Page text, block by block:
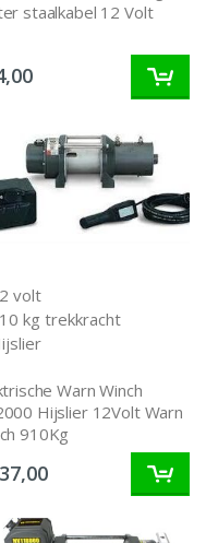
staalkabel 12 Volt
volt
kg trekkracht
Warn Winch
Hijslier 12Volt Warn
910Kg